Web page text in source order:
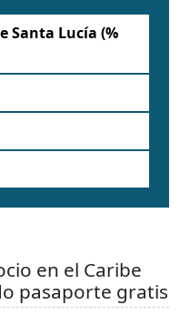
Santa Lucía (%
en el Caribe
pasaporte gratis